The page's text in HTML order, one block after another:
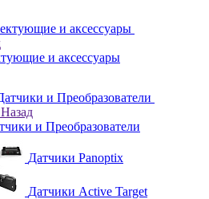
и аксессуары
и аксессуары
и Преобразователи
Назад
и Преобразователи
Датчики Panoptix
Датчики Active Target